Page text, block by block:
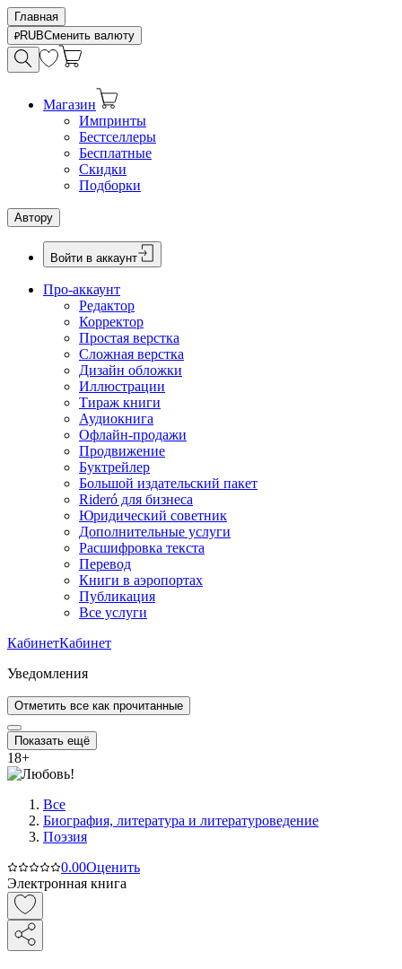
Главная
RUBСменить валюту
Магазин
Импринты
Бестселлеры
Бесплатные
Скидки
Подборки
Автору
Войти в аккаунт
Про-аккаунт
Редактор
Корректор
Простая верстка
Сложная верстка
Дизайн обложки
Иллюстрации
Тираж книги
Аудиокнига
Офлайн-продажи
Продвижение
Буктрейлер
Большой издательский пакет
Rideró для бизнеса
Юридический советник
Дополнительные услуги
Расшифровка текста
Перевод
Книги в аэропортах
Публикация
Все услуги
КабинетКабинет
Уведомления
Отметить все как прочитанные
Показать ещё
18+
Все
Биография, литература и литературоведение
Поэзия
0.00Оценить
Электронная книга